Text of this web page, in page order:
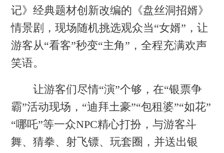
记》经典题材创新改编的《盘丝洞招婿》
情景剧，现场随机挑选观众当“女婿”，让
游客从“看客”秒变“主角”，全程充满欢声
笑语。
让游客们尽情“演”个够，在“银票争
霸”活动现场，“迪拜土豪”“包租婆”“如花”
“哪吒”等一众NPC精心打扮，与游客斗
舞、猜拳、射飞镖、玩套圈，并送出银